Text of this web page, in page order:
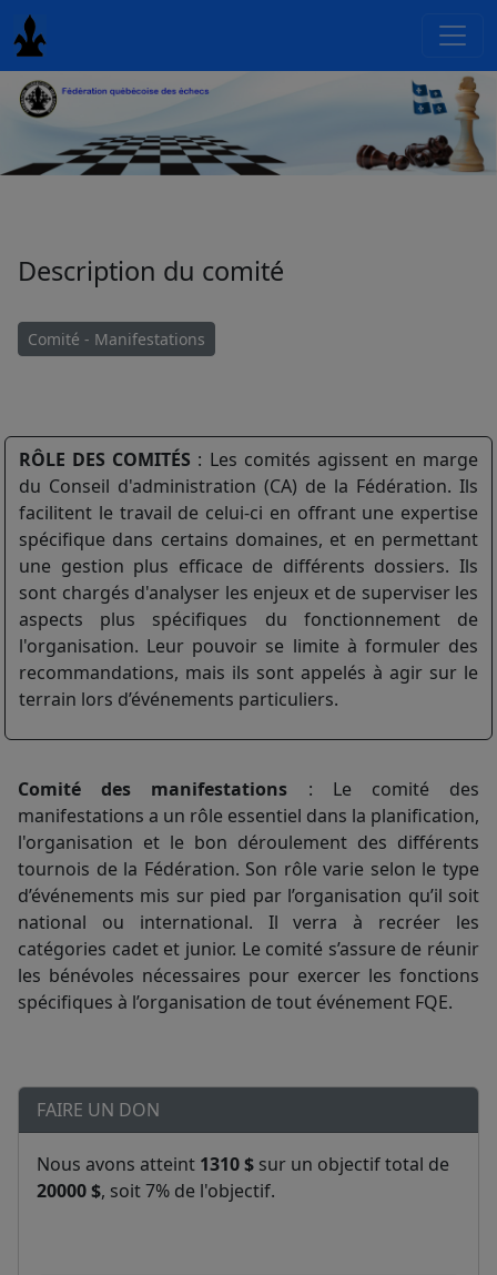
Description du comité
Comité - Manifestations
RÔLE DES COMITÉS : Les comités agissent en marge
du Conseil d'administration (CA) de la Fédération. Ils
facilitent le travail de celui-ci en offrant une expertise
spécifique dans certains domaines, et en permettant
une gestion plus efficace de différents dossiers. Ils
sont chargés d'analyser les enjeux et de superviser les
aspects plus spécifiques du fonctionnement de
l'organisation. Leur pouvoir se limite à formuler des
recommandations, mais ils sont appelés à agir sur le
terrain lors d’événements particuliers.
Comité des manifestations : Le comité des
manifestations a un rôle essentiel dans la planification,
l'organisation et le bon déroulement des différents
tournois de la Fédération. Son rôle varie selon le type
d’événements mis sur pied par l’organisation qu’il soit
national ou international. Il verra à recréer les
catégories cadet et junior. Le comité s’assure de réunir
les bénévoles nécessaires pour exercer les fonctions
spécifiques à l’organisation de tout événement FQE.
FAIRE UN DON
Nous avons atteint 1310 $ sur un objectif total de
20000 $, soit 7% de l'objectif.